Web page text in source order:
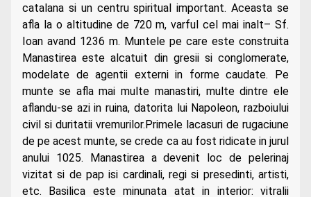
catalana si un centru spiritual important. Aceasta se
afla la o altitudine de 720 m, varful cel mai inalt– Sf.
Ioan avand 1236 m. Muntele pe care este construita
Manastirea este alcatuit din gresii si conglomerate,
modelate de agentii externi in forme caudate.
Pe
munte se afla mai multe manastiri, multe dintre ele
aflandu-se azi in ruina, datorita lui Napoleon, razboiului
civil si duritatii vremurilor.Primele lacasuri de rugaciune
de pe acest munte, se crede ca au fost ridicate in jurul
anului 1025. Manastirea a devenit loc de pelerinaj
vizitat si de pap isi cardinali, regi si presedinti, artisti,
etc. Basilica este minunata atat in interior: vitralii